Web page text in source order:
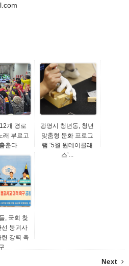
개 경로
래 부르고
춘다
광명시 청년동, 청년
맞춤형 문화 프로그
램 ‘5월 원데이클래
스’...
, 국회 찾
선 붕괴사
련 강력 촉
Next